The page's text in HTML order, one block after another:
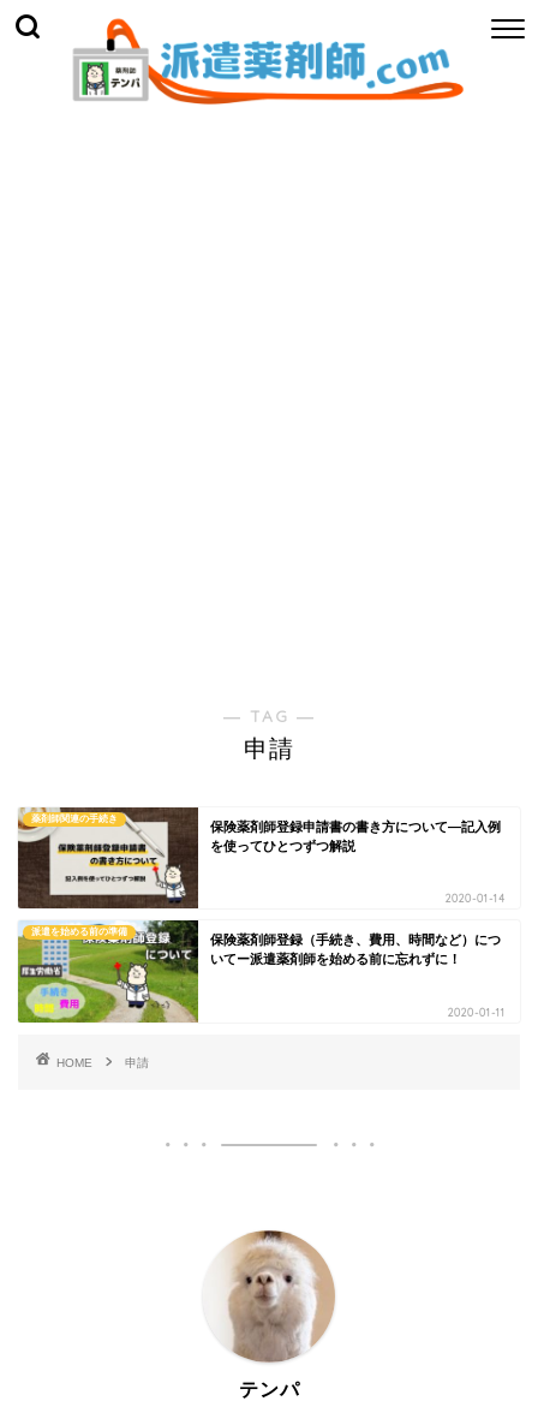
― TAG ―
申請
薬剤師関連の手続き
保険薬剤師登録申請書の書き方について―記入例
を使ってひとつずつ解説
2020-01-14
派遣を始める前の準備
保険薬剤師登録（手続き、費用、時間など）につ
いてー派遣薬剤師を始める前に忘れずに！
2020-01-11
HOME 申請
テンパ